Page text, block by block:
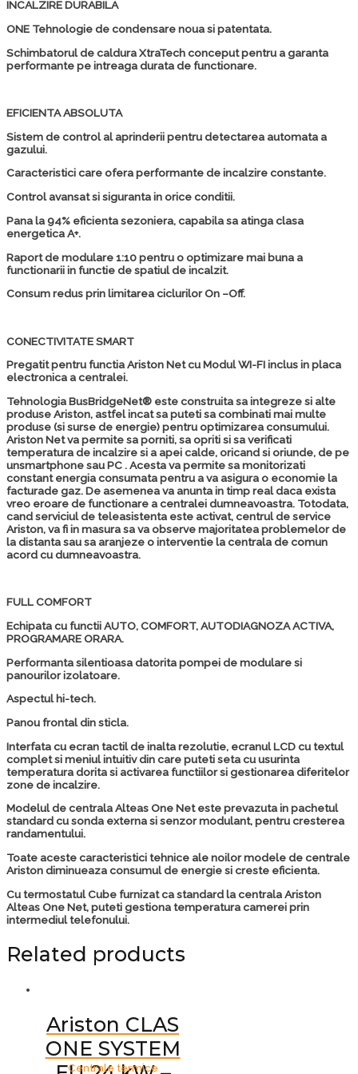
INCALZIRE DURABILA
ONE Tehnologie de condensare noua si patentata.
Schimbatorul de caldura XtraTech conceput pentru a garanta
performante pe intreaga durata de functionare.
EFICIENTA ABSOLUTA
Sistem de control al aprinderii pentru detectarea automata a
gazului.
Caracteristici care ofera performante de incalzire constante.
Control avansat si siguranta in orice conditii.
Pana la 94% eficienta sezoniera, capabila sa atinga clasa
energetica A+.
Raport de modulare 1:10 pentru o optimizare mai buna a
functionarii in functie de spatiul de incalzit.
Consum redus prin limitarea ciclurilor On –Off.
CONECTIVITATE SMART
Pregatit pentru functia Ariston Net cu Modul WI-FI inclus in placa
electronica a centralei.
Tehnologia BusBridgeNet® este construita sa integreze si alte
produse Ariston, astfel incat sa puteti sa combinati mai multe
produse (si surse de energie) pentru optimizarea consumului.
Ariston Netva permite sa porniti, sa opriti si sa verificati
temperatura de incalzire si a apei calde, oricand si oriunde, de pe
unsmartphone sau PC . Acesta va permite sa monitorizati
constant energia consumata pentru a va asigura o economie la
facturade gaz. De asemenea va anunta in timp real daca exista
vreo eroare de functionare a centralei dumneavoastra. Totodata,
cand serviciul de teleasistenta este activat, centrul de service
Ariston, va fi in masura sa va observe majoritatea problemelor de
la distanta sau sa aranjeze o interventie la centrala de comun
acord cu dumneavoastra.
FULL COMFORT
Echipata cu functii AUTO, COMFORT, AUTODIAGNOZA ACTIVA,
PROGRAMARE ORARA.
Performanta silentioasa datorita pompei de modulare si
panourilor izolatoare.
Aspectul hi-tech.
Panou frontal din sticla.
Interfata cu ecran tactil de inalta rezolutie, ecranul LCD cu textul
complet si meniul intuitiv din care puteti seta cu usurinta
temperatura dorita si activarea functiilor si gestionarea diferitelor
zone de incalzire.
Modelul de centrala Alteas One Net este prevazuta in pachetul
standard cu sonda externa si senzor modulant, pentru cresterea
randamentului.
Toate aceste caracteristici tehnice ale noilor modele de centrale
Ariston diminueaza consumul de energie si creste eficienta.
Cu termostatul Cube furnizat ca standard la centrala Ariston
Alteas One Net, puteti gestiona temperatura camerei prin
intermediul telefonului.
Related products
Ariston CLAS
ONE SYSTEM
Centrale termice